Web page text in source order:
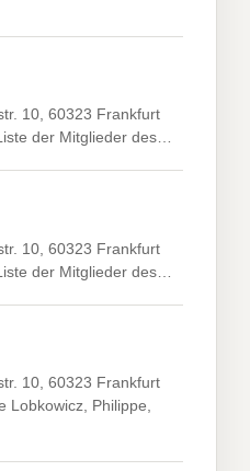
10, 60323 Frankfurt
der Mitglieder des…
10, 60323 Frankfurt
der Mitglieder des…
10, 60323 Frankfurt
Lobkowicz, Philippe,